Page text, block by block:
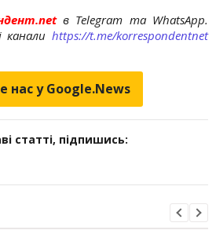
в Telegram та WhatsApp.
канали https://t.me/korrespondentnet
нас у Google.News
статті, підпишись: